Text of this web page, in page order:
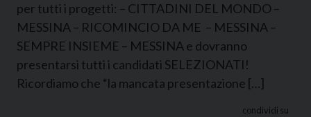
per tutti i progetti: – CITTADINI DEL MONDO –
MESSINA – RICOMINCIO DA ME – MESSINA –
SEMPRE INSIEME – MESSINA e dovranno
presentarsi tutti i candidati SELEZIONATI!
Ricordiamo che “la mancata presentazione […]
condividi su